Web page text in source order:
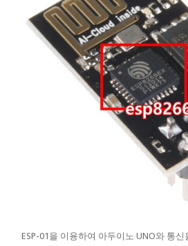
ESP-01을 이용하여 아두이노 UNO와 통